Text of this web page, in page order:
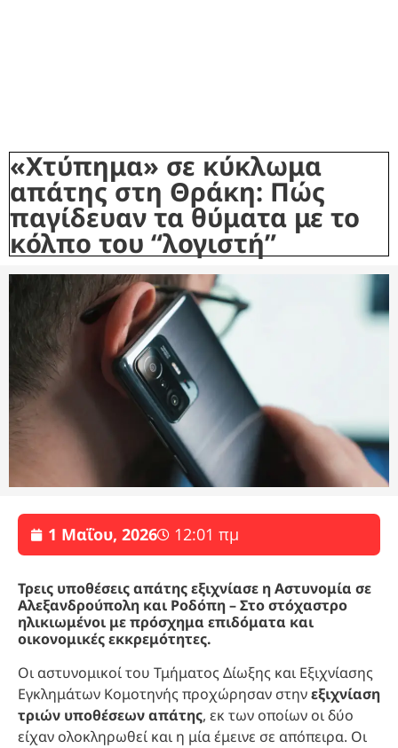
«Χτύπημα» σε κύκλωμα
απάτης στη Θράκη: Πώς
παγίδευαν τα θύματα με το
κόλπο του “λογιστή”
1 Μαΐου, 2026 12:01 πμ
Τρεις υποθέσεις απάτης εξιχνίασε η Αστυνομία σε
Αλεξανδρούπολη και Ροδόπη – Στο στόχαστρο
ηλικιωμένοι με πρόσχημα επιδόματα και
οικονομικές εκκρεμότητες.
Οι αστυνομικοί του Τμήματος Δίωξης και Εξιχνίασης
Εγκλημάτων Κομοτηνής προχώρησαν στηνεξιχνίαση
τριών υποθέσεων απάτης, εκ των οποίων οι δύο
είχαν ολοκληρωθεί και η μία έμεινε σε απόπειρα. Οι